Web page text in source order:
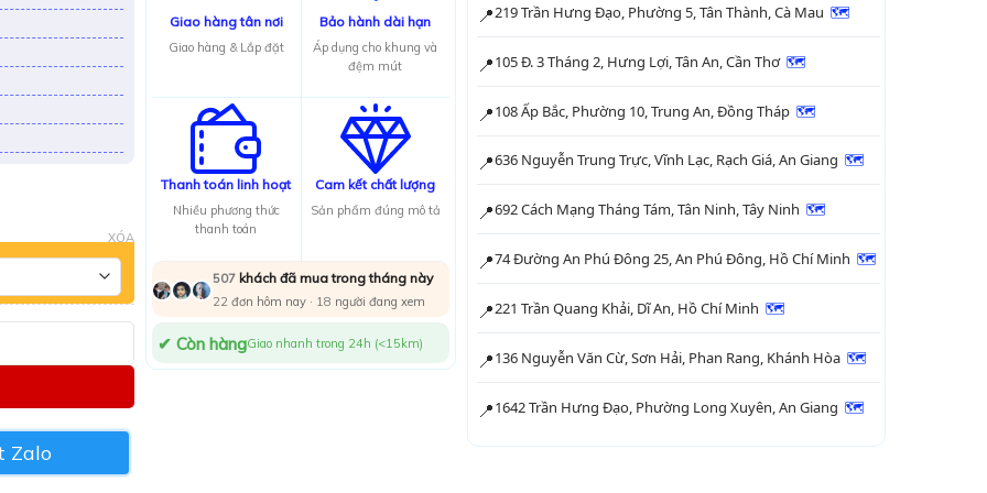
XÓA
Zalo
Giao hàng tân nơi
Giao hàng & Lắp đặt
Bảo hành dài hạn
Áp dụng cho khung và
đệm mút
Thanh toán linh hoạt
Nhiều phương thức
thanh toán
Cam kết chất lượng
Sản phẩm đúng mô tả
507khách đã mua trong tháng này
22 đơn hôm nay · 18 người đang xem
✔ Còn hàngGiao nhanh trong 24h (<15km)
📍219 Trần Hưng Đạo, Phường 5, Tân Thành, Cà Mau 🗺
📍105 Đ. 3 Tháng 2, Hưng Lợi, Tân An, Cần Thơ 🗺
📍108 Ấp Bắc, Phường 10, Trung An, Đồng Tháp 🗺
📍636 Nguyễn Trung Trực, Vĩnh Lạc, Rạch Giá, An Giang 🗺
📍692 Cách Mạng Tháng Tám, Tân Ninh, Tây Ninh 🗺
📍74 Đường An Phú Đông 25, An Phú Đông, Hồ Chí Minh 🗺
📍221 Trần Quang Khải, Dĩ An, Hồ Chí Minh 🗺
📍136 Nguyễn Văn Cừ, Sơn Hải, Phan Rang, Khánh Hòa 🗺
📍1642 Trần Hưng Đạo, Phường Long Xuyên, An Giang 🗺